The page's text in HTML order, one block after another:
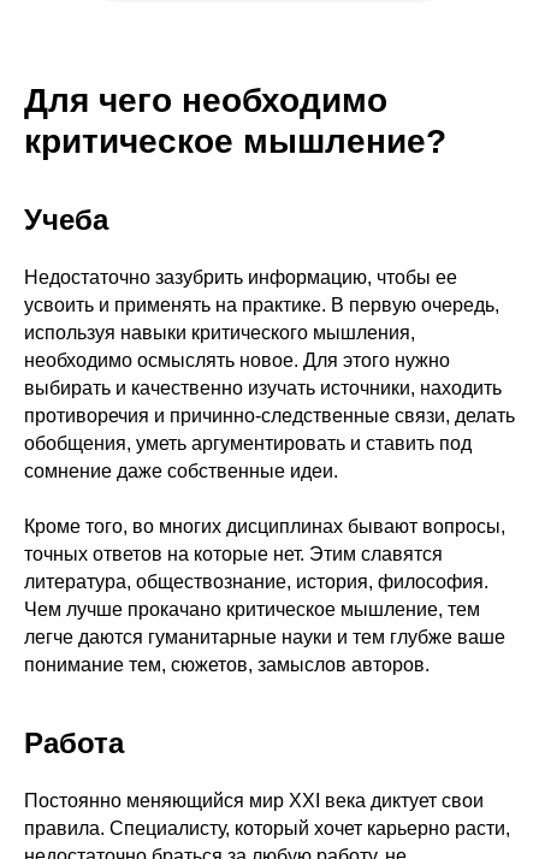
Для чего необходимо
критическое мышление?
Учеба
Недостаточно зазубрить информацию, чтобы ее
усвоить и применять на практике. В первую очередь,
используя навыки критического мышления,
необходимо осмыслять новое. Для этого нужно
выбирать и качественно изучать источники, находить
противоречия и причинно-следственные связи, делать
обобщения, уметь аргументировать и ставить под
сомнение даже собственные идеи.
Кроме того, во многих дисциплинах бывают вопросы,
точных ответов на которые нет. Этим славятся
литература, обществознание, история, философия.
Чем лучше прокачано критическое мышление, тем
легче даются гуманитарные науки и тем глубже ваше
понимание тем, сюжетов, замыслов авторов.
Работа
Постоянно меняющийся мир XXI века диктует свои
правила. Специалисту, который хочет карьерно расти,